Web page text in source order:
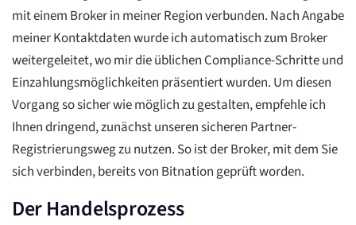
mit einem Broker in meiner Region verbunden. Nach Angabe
meiner Kontaktdaten wurde ich automatisch zum Broker
weitergeleitet, wo mir die üblichen Compliance-Schritte und
Einzahlungsmöglichkeiten präsentiert wurden. Um diesen
Vorgang so sicher wie möglich zu gestalten, empfehle ich
Ihnen dringend, zunächst unseren sicheren Partner-
Registrierungsweg zu nutzen. So ist der Broker, mit dem Sie
sich verbinden, bereits von Bitnation geprüft worden.
Der Handelsprozess